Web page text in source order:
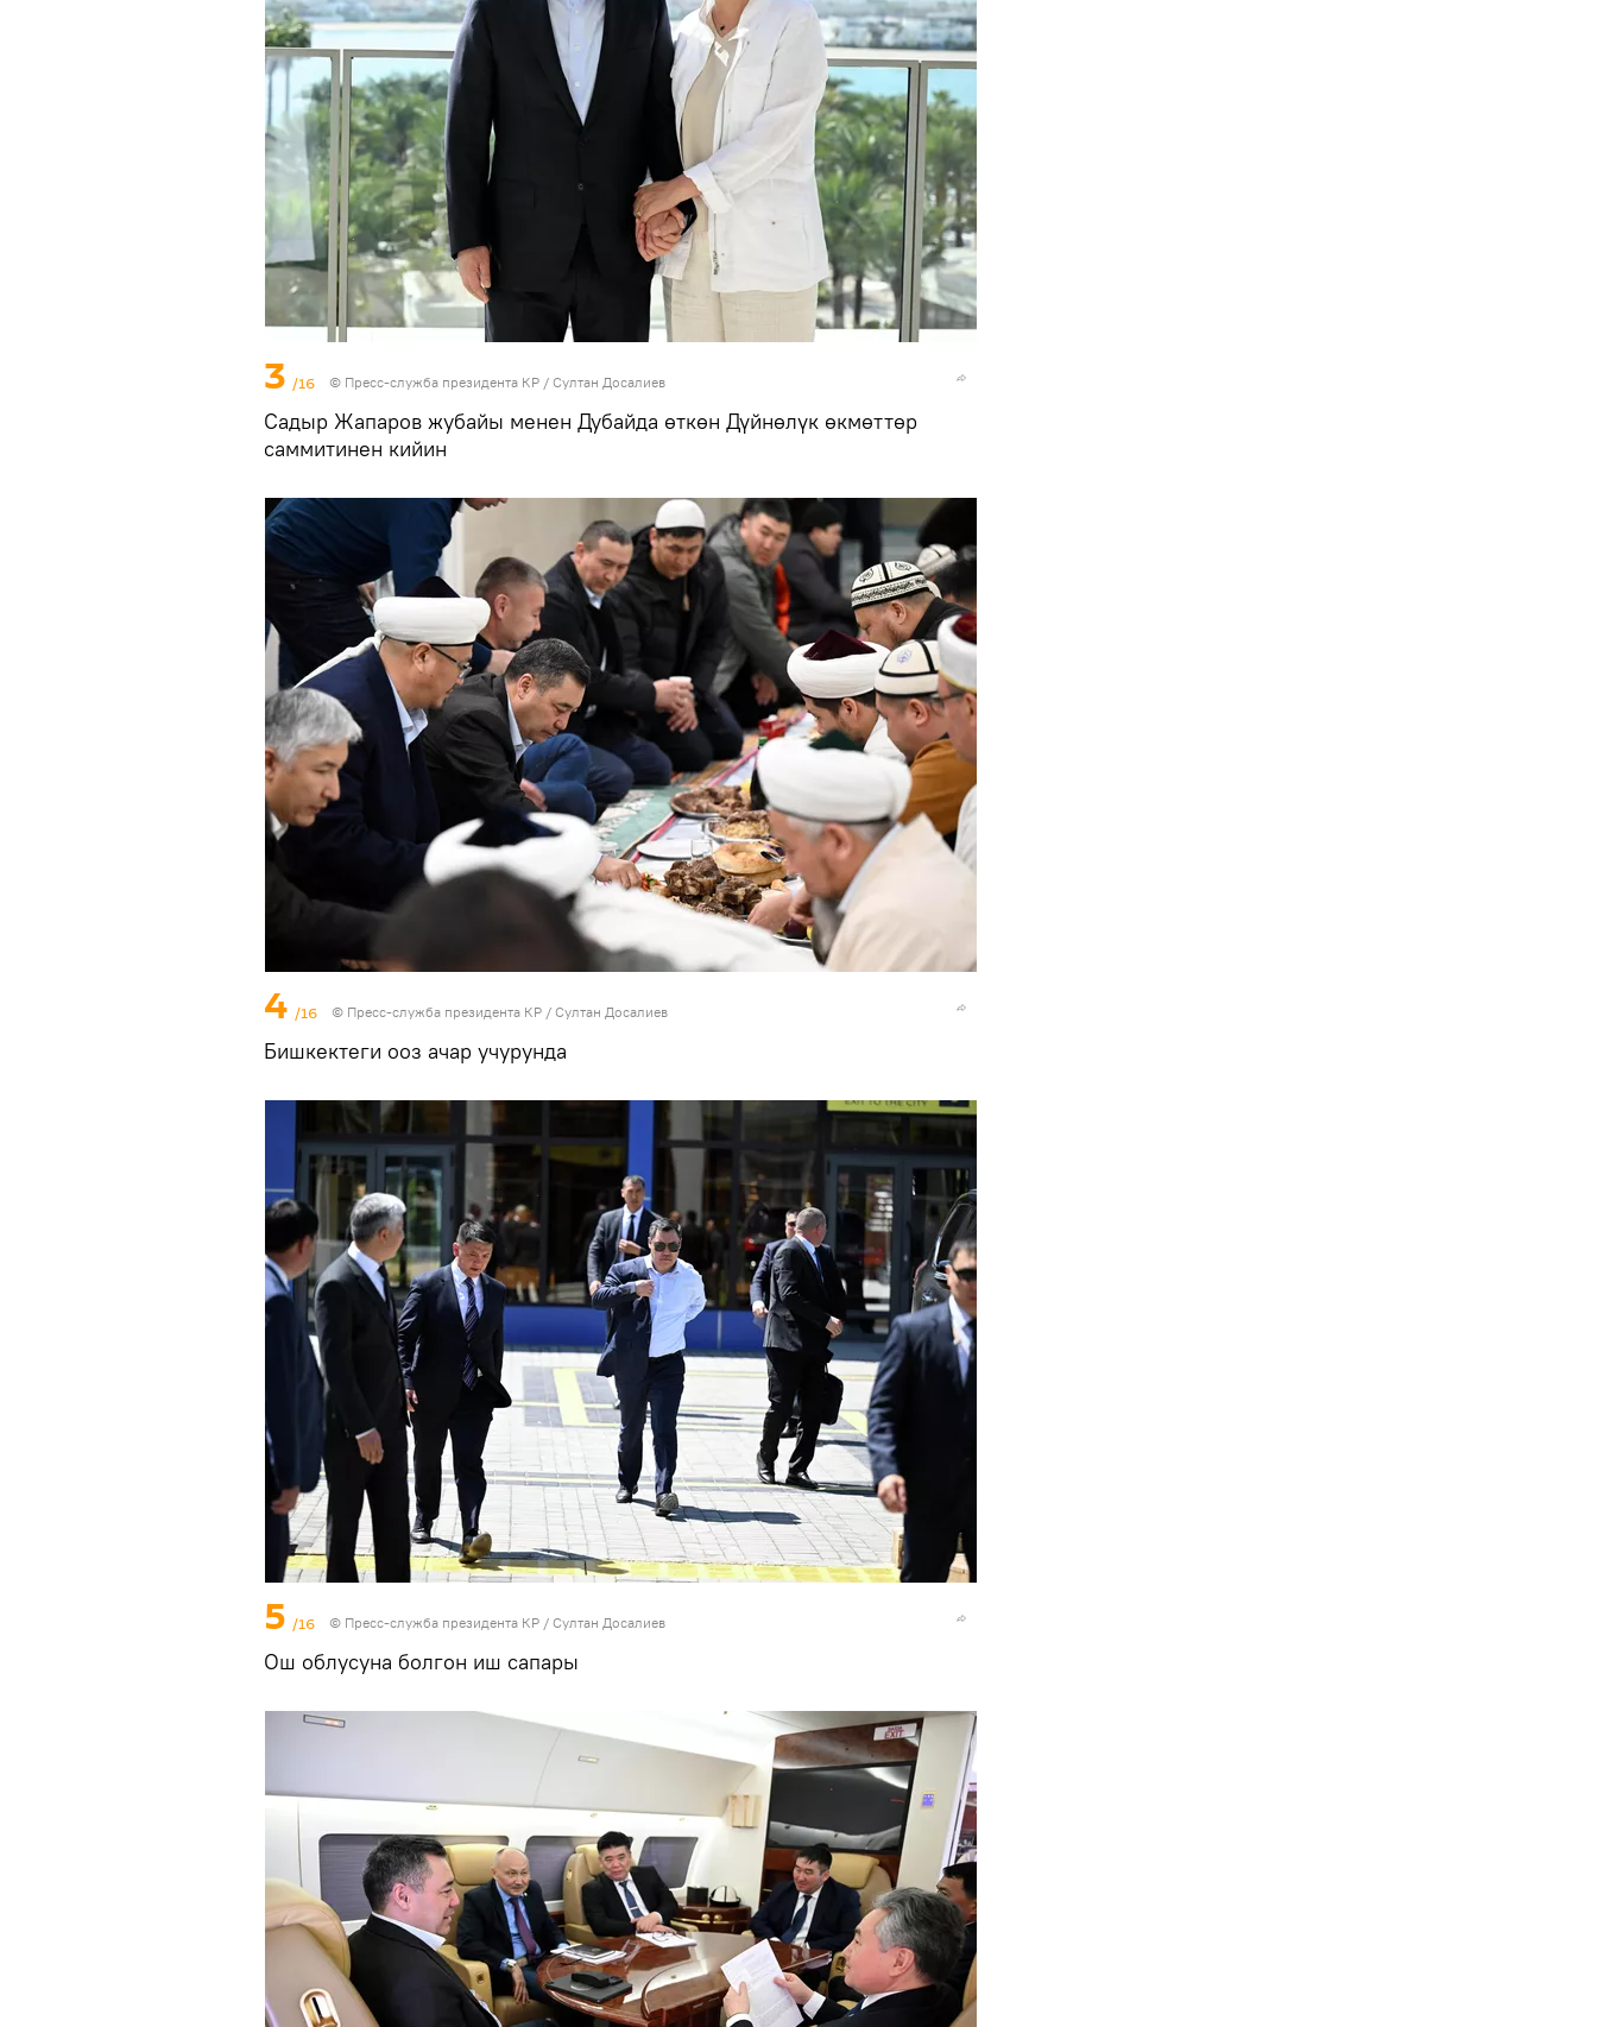
3 /16 © Пресс-служба президента КР / Султан Досалиев
Садыр Жапаров жубайы менен Дубайда өткөн Дүйнөлүк өкмөттөр
саммитинен кийин
4 /16 © Пресс-служба президента КР / Султан Досалиев
Бишкектеги ооз ачар учурунда
5 /16 © Пресс-служба президента КР / Султан Досалиев
Ош облусуна болгон иш сапары